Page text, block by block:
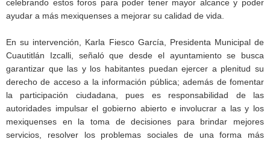
celebrando estos foros para poder tener mayor alcance y poder
ayudar a más mexiquenses a mejorar su calidad de vida.
En su intervención, Karla Fiesco García, Presidenta Municipal de
Cuautitlán Izcalli, señaló que desde el ayuntamiento se busca
garantizar que las y los habitantes puedan ejercer a plenitud su
derecho de acceso a la información pública; además de fomentar
la participación ciudadana, pues es responsabilidad de las
autoridades impulsar el gobierno abierto e involucrar a las y los
mexiquenses en la toma de decisiones para brindar mejores
servicios, resolver los problemas sociales de una forma más